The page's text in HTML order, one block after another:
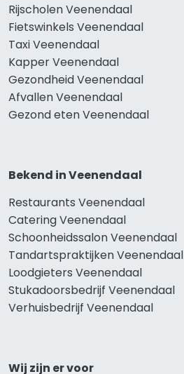
Rijscholen Veenendaal
Fietswinkels Veenendaal
Taxi Veenendaal
Kapper Veenendaal
Gezondheid Veenendaal
Afvallen Veenendaal
Gezond eten Veenendaal
Bekend in Veenendaal
Restaurants Veenendaal
Catering Veenendaal
Schoonheidssalon Veenendaal
Tandartspraktijken Veenendaal
Loodgieters Veenendaal
Stukadoorsbedrijf Veenendaal
Verhuisbedrijf Veenendaal
Wij zijn er voor